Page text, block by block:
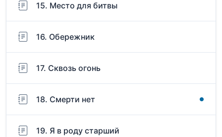
15. Место для битвы
16. Обережник
17. Сквозь огонь
18. Смерти нет
19. Я в роду старший